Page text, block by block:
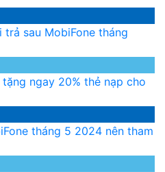
trả sau MobiFone tháng
ngay 20% thẻ nạp cho
tháng 5 2024 nên tham